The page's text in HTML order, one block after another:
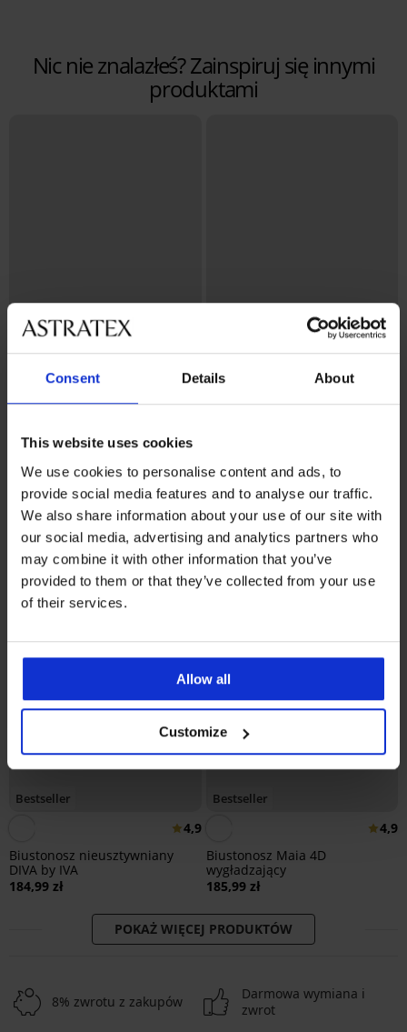
Consent Details About
This website uses cookies
We use cookies to personalise content and ads, to
provide social media features and to analyse our traffic.
We also share information about your use of our site with
our social media, advertising and analytics partners who
may combine it with other information that you’ve
provided to them or that they’ve collected from your use
of their services.
Allow all
Customize
Nic nie znalazłeś? Zainspiruj się innymi
produktami
Bestseller
Biustonosz usztywniany Push
241,99 zł
Bestseller
Biustonosz Spacer 3D Lady
Grace New
222,99 zł
Bestseller
4,9
Biustonosz nieusztywniany
DIVA by IVA
184,99 zł
Bestseller
4,9
Biustonosz Maia 4D
wygładzający
185,99 zł
POKAŻ WIĘCEJ PRODUKTÓW
8% zwrotu z zakupów
Darmowa wymiana i
zwrot